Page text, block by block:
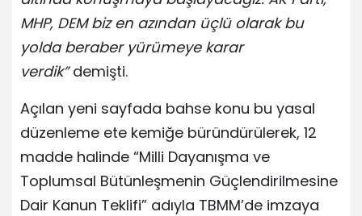
MHP, DEM biz en azından üçlü olarak bu
yolda beraber yürümeye karar
verdik”demişti.
Açılan yeni sayfada bahse konu bu yasal
düzenleme ete kemiğe büründürülerek, 12
madde halinde “Milli Dayanışma ve
Toplumsal Bütünleşmenin Güçlendirilmesine
Dair Kanun Teklifi” adıyla TBMM’de imzaya